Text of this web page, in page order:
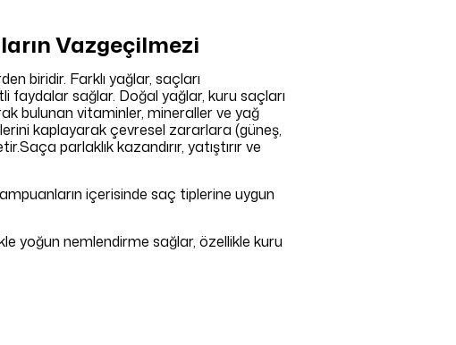
Vazgeçilmezi
biridir. Farklı yağlar, saçları
sağlar. Doğal yağlar, kuru saçları
bulunan vitaminler, mineraller ve yağ
kaplayarak çevresel zararlara (güneş,
parlaklık kazandırır, yatıştırır ve
içerisinde saç tiplerine uygun
yoğun nemlendirme sağlar, özellikle kuru
Sepette 1000 TL ve üzerine sürpriz indirimler 🌸